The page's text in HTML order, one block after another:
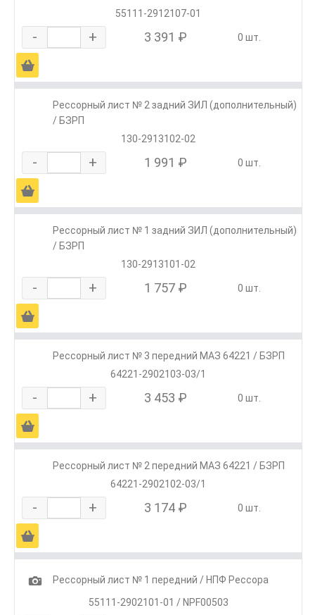
55111-2912107-01
- + 3 391 ₽ 0 шт.
Ä
Рессорный лист № 2 задний ЗИЛ (дополнительный)
/ БЗРП
130-2913102-02
- + 1 991 ₽ 0 шт.
Ä
Рессорный лист № 1 задний ЗИЛ (дополнительный)
/ БЗРП
130-2913101-02
- + 1 757 ₽ 0 шт.
Ä
Рессорный лист № 3 передний МАЗ 64221 / БЗРП
64221-2902103-03/1
- + 3 453 ₽ 0 шт.
Ä
Рессорный лист № 2 передний МАЗ 64221 / БЗРП
64221-2902102-03/1
- + 3 174 ₽ 0 шт.
Ä
1
Рессорный лист № 1 передний / НПФ Рессора
55111-2902101-01 / NPF00503